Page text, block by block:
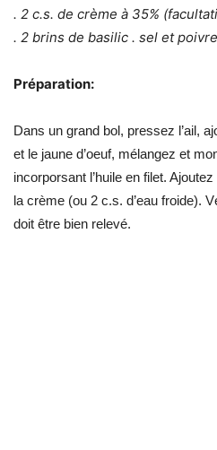
. 2 c.s. de crème à 35%
. 2 brins de basilic . sel et
Préparation:
Dans un grand bol, pressez l’ail,
et le jaune d’oeuf, mélangez et
incorporsant l’huile en filet.
la crème (ou 2 c.s. d’eau froide).
doit être bien relevé.